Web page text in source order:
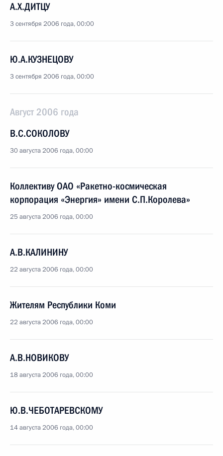
А.Х.ДИТЦУ
3 сентября 2006 года, 00:00
Ю.А.КУЗНЕЦОВУ
3 сентября 2006 года, 00:00
Август 2006 года
В.С.СОКОЛОВУ
30 августа 2006 года, 00:00
Коллективу ОАО «Ракетно-космическая
корпорация «Энергия» имени С.П.Королева»
25 августа 2006 года, 00:00
А.В.КАЛИНИНУ
22 августа 2006 года, 00:00
Жителям Республики Коми
22 августа 2006 года, 00:00
А.В.НОВИКОВУ
18 августа 2006 года, 00:00
Ю.В.ЧЕБОТАРЕВСКОМУ
14 августа 2006 года, 00:00